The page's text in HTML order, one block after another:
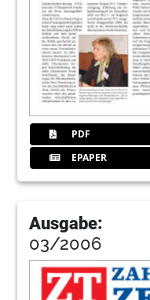
PDF
EPAPER
Ausgabe:
03/2006